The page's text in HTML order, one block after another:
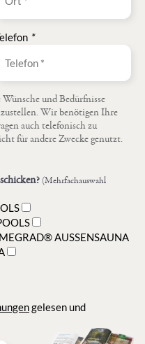
*
und Bedürfnisse
Wir benötigen Ihre
auch telefonisch zu
für andere Zwecke genutzt.
(Mehrfachauswahl
AUSSENSAUNA
gelesen und